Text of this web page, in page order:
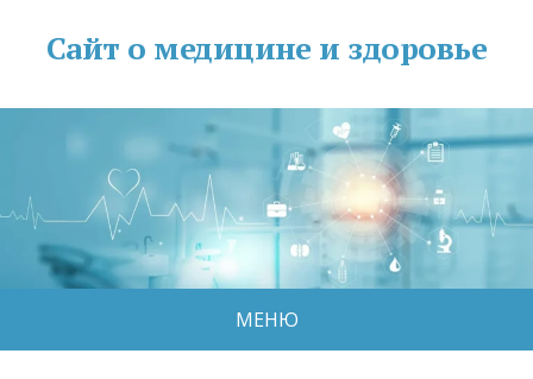
Сайт о медицине и здоровье
МЕНЮ